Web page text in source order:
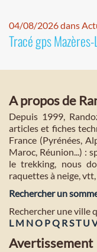
04/08/2026 dans
Tracé gps
A propos de
Depuis 1999,
articles et fiches
France (Pyrénées,
Maroc, Réunion...) :
le trekking, nous
raquettes à neige,
Rechercher un
Rechercher une ville
L M NO PQ RST U
Avertissement